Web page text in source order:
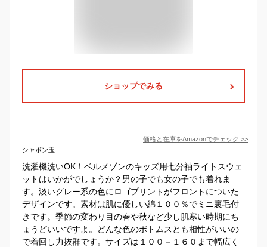
ショップでみる
価格と在庫をAmazonでチェック >>
シャボン玉
洗濯機洗いOK！ベルメゾンのキッズ用七分袖ライトスウェ
ットはいかがでしょうか？男の子でも女の子でも着れま
す。淡いグレー系の色にロゴプリントがフロントについた
デザインです。素材は肌に優しい綿１００％でミニ裏毛付
きです。季節の変わり目の春や秋など少し肌寒い時期にち
ょうどいいですよ。どんな色のボトムスとも相性がいいの
で着回し力抜群です。サイズは１００－１６０まで幅広く